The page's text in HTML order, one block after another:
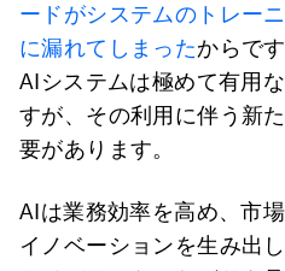
ードがシステムのトレー
に漏れてしまったからで
AIシステムは極めて有用
すが、その利用に伴う新
要があります。
AIは業務効率を高め、市
イノベーションを生み出